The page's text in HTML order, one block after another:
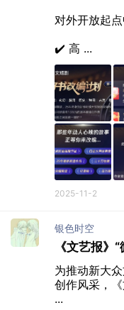
对外开放起
✔️ 高 ...
2025-11-2
银色时空
《文艺报》
为推动新大
创作风采，
...